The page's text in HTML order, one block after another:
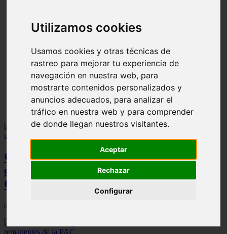
Utilizamos cookies
Usamos cookies y otras técnicas de
rastreo para mejorar tu experiencia de
navegación en nuestra web, para
mostrarte contenidos personalizados y
anuncios adecuados, para analizar el
tráfico en nuestra web y para comprender
de donde llegan nuestros visitantes.
Aceptar
Rechazar
Configurar
defendible
Cien toneladas de abono local: la
estrategia de Madrid frente a la crisis de
Ormuz
04/08/2026